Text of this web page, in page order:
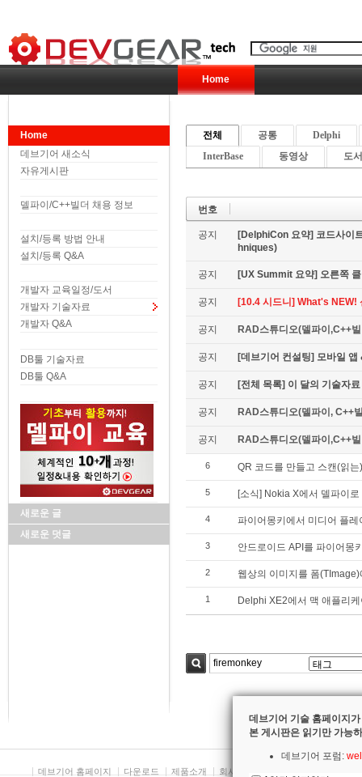
Home
Home
데브기어 새소식
자유게시판
델파이/C++빌더 채용 정보
설치/등록 방법 안내
설치/등록 Q&A
개발자 교육일정/도서
개발자 기술자료
개발자 Q&A
DB툴 기술자료
DB툴 Q&A
새로운 글
새로운 덧글
전체 공통
Delphi
InterBase
동영상 도
번호
공지
[DelphiCon 요약] 코드사이
hniques)
공지 [UX Summit 요약] 오른쪽
공지 [10.4 시드니] What's NEW!
공지 RAD스튜디오(델파이,C++
공지 [데브기어 컨설팅] 모바일
공지 [전체 목록] 이 달의 기술자
공지 RAD스튜디오(델파이, C++
공지 RAD스튜디오(델파이,C++
6 QR 코드를 만들고 스캔(읽는
5 [소식] Nokia X에서 델파이
4 파이어몽키에서 미디어 플레
3 안드로이드 API를 파이어몽
2 웹상의 이미지를 폼
1 Delphi XE2에서 맥 애플리
데브기어 홈페이지 다운로드 제품소개 회사소개
데브기어 기술 홈페이지
본 게시판은 읽기만 가능
데브기어 포럼: